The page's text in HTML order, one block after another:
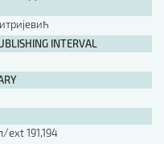
INTERVAL
ext 191,194